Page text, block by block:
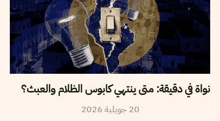
نواة في دقيقة: متى ينتهي كابوس الظلام والعبث؟
20 جويلية2026